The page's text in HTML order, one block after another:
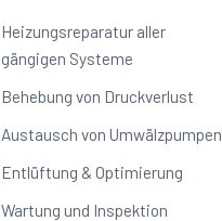
Heizungsreparatur aller
gängigen Systeme
Behebung von Druckverlust
Austausch von Umwälzpumpen
Entlüftung & Optimierung
Wartung und Inspektion